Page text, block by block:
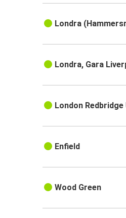
Londra
Londra, Gara
London
Enfield
Wood Green